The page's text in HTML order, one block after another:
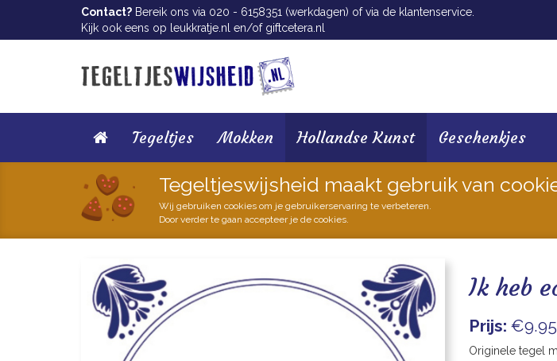
Contact? Bereik ons via 020 - 6158351 (werkdagen) of via de klantenservice.
Kijk ook eens op leukkratje.nl en/of giftcetera.nl
Tegeltjes Mokken Hollandse Kunst Geschenkjes
Tegeltjeswijsheid maakt gebruik van
Wij gebruiken cookies om je gebruikerservaring te verbeteren.
Door verder te gaan accepteer je de cookies.
Ik heb
Prijs: €9.95
Originele tegel